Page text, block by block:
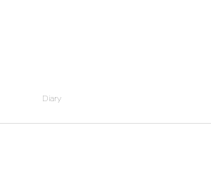
Diary